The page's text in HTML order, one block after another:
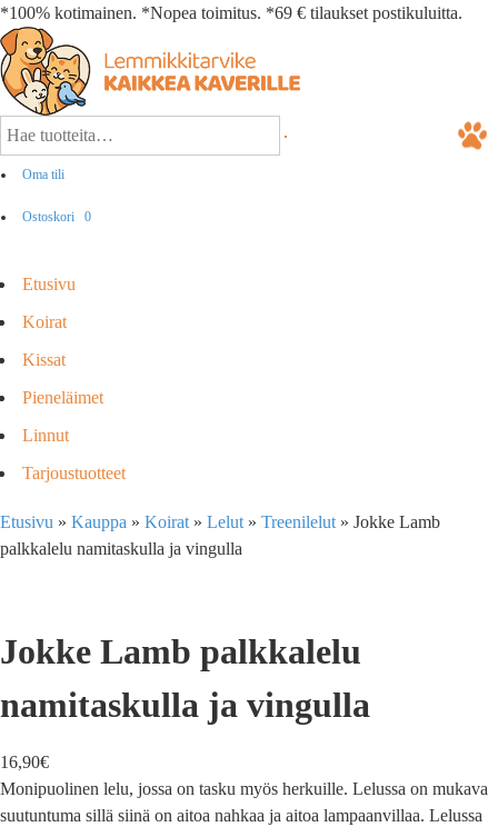
*100% kotimainen. *Nopea toimitus. *69 € tilaukset postikuluitta.
Oma tili
Ostoskori 0
Etusivu
Koirat
Kissat
Pieneläimet
Linnut
Tarjoustuotteet
Etusivu » Kauppa » Koirat » Lelut » Treenilelut » Jokke Lamb
palkkalelu namitaskulla ja vingulla
Jokke Lamb palkkalelu
namitaskulla ja vingulla
16,90€
Monipuolinen lelu, jossa on tasku myös herkuille. Lelussa on mukava
suutuntuma sillä siinä on aitoa nahkaa ja aitoa lampaanvillaa. Lelussa